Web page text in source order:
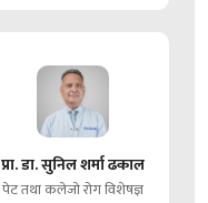
प्रा. डा. सुनिल शर्मा ढकाल
पेट तथा कलेजो रोग विशेषज्ञ